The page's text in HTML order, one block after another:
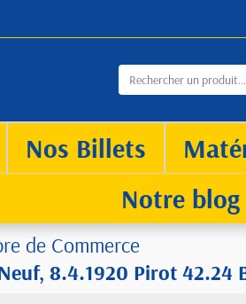
Nos Billets
Notre blog
de Commerce
8.4.1920 Pirot 42.24